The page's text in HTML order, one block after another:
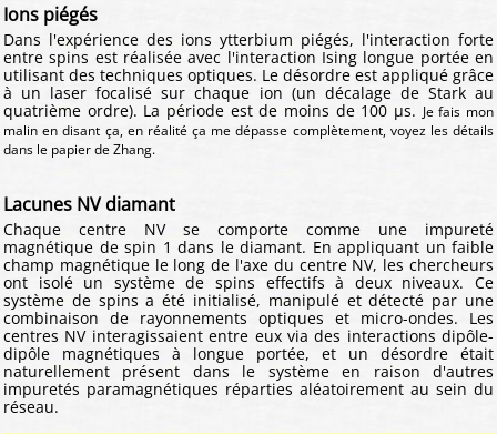
Ions piégés
Dans l'expérience des ions ytterbium piégés, l'interaction forte
entre spins est réalisée avec l'interaction Ising longue portée en
utilisant des techniques optiques. Le désordre est appliqué grâce
à un laser focalisé sur chaque ion (un décalage de Stark au
quatrième ordre). La période est de moins de 100 μs. Je fais mon
malin en disant ça, en réalité ça me dépasse complètement, voyez les détails
dans le papier de Zhang.
Lacunes NV diamant
Chaque centre NV se comporte comme une impureté
magnétique de spin 1 dans le diamant. En appliquant un faible
champ magnétique le long de l'axe du centre NV, les chercheurs
ont isolé un système de spins effectifs à deux niveaux. Ce
système de spins a été initialisé, manipulé et détecté par une
combinaison de rayonnements optiques et micro-ondes. Les
centres NV interagissaient entre eux via des interactions dipôle-
dipôle magnétiques à longue portée, et un désordre était
naturellement présent dans le système en raison d'autres
impuretés paramagnétiques réparties aléatoirement au sein du
réseau.